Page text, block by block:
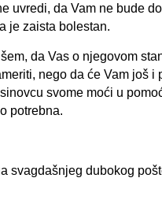
uvredi, da Vam ne bude
je zaista bolestan.
da Vas o njegovom
nego da će Vam još i
svome moći u
potrebna.
svagdašnjeg dubokog